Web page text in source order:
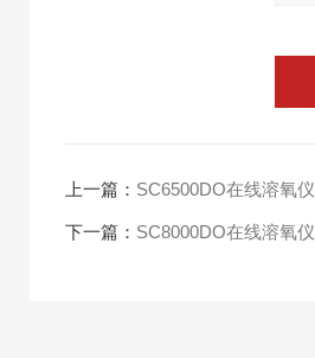
上一篇： SC6500DO在线溶氧仪
下一篇： SC8000DO在线溶氧仪